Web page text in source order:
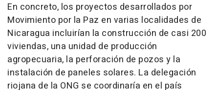
En concreto, los proyectos desarrollados por
Movimiento por la Paz en varias localidades de
Nicaragua incluirían la construcción de casi 200
viviendas, una unidad de producción
agropecuaria, la perforación de pozos y la
instalación de paneles solares. La delegación
riojana de la ONG se coordinaría en el país